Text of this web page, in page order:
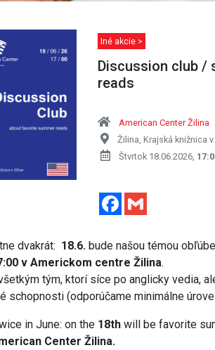
Iné akcie >
Discussion club /
reads
American Center Žilina
Žilina, Krajská knižnica
Štvrtok 18.06.2026,
Facebook
dvakrát: 18.6. bude našou témou
v Americkom centre Žilina.
tým, ktorí síce po anglicky vedia,
schopnosti (odporúčame minimálne
in June: on the 18thwill be favorite
Center Žilina.